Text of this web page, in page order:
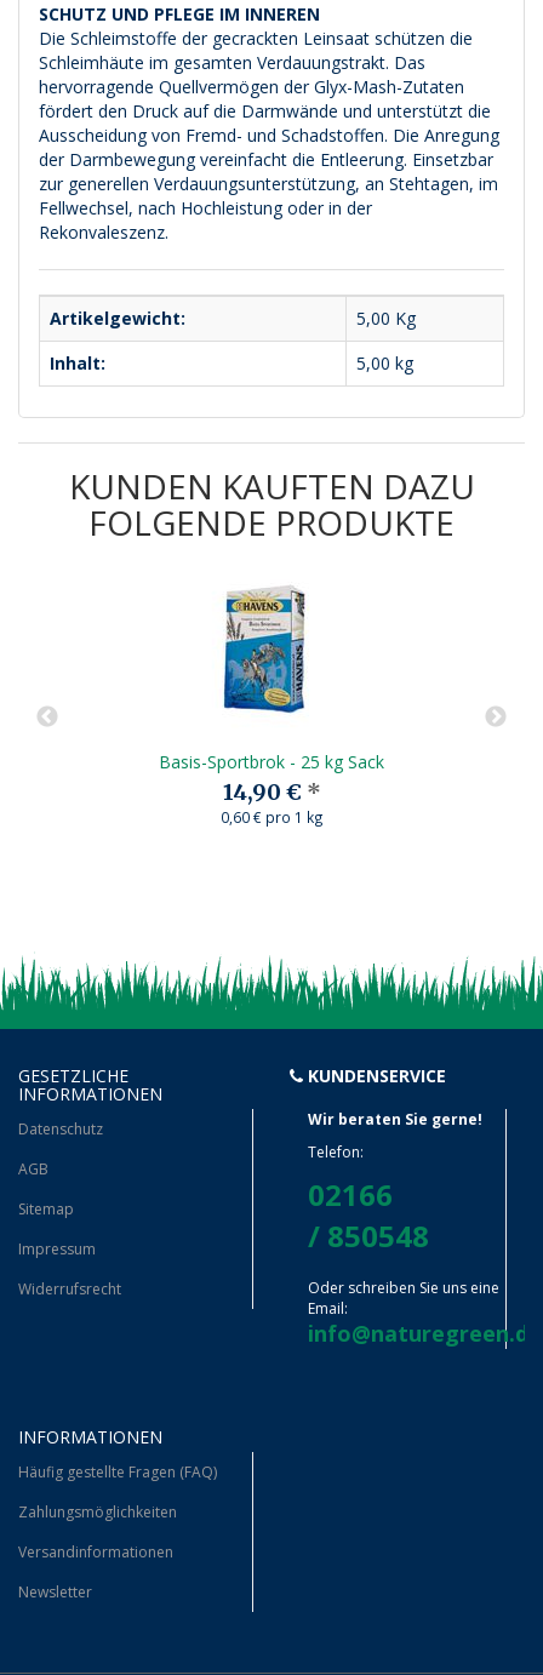
SCHUTZ UND PFLEGE IM INNEREN
Die Schleimstoffe der gecrackten Leinsaat schützen die
Schleimhäute im gesamten Verdauungstrakt. Das
hervorragende Quellvermögen der Glyx-Mash-Zutaten
fördert den Druck auf die Darmwände und unterstützt die
Ausscheidung von Fremd- und Schadstoffen. Die Anregung
der Darmbewegung vereinfacht die Entleerung. Einsetzbar
zur generellen Verdauungsunterstützung, an Stehtagen, im
Fellwechsel, nach Hochleistung oder in der
Rekonvaleszenz.
Artikelgewicht: 5,00 Kg
Inhalt:
5,00 kg
KUNDEN KAUFTEN DAZU
FOLGENDE PRODUKTE
Basis-Sportbrok - 25 kg Sack
14,90 € *
0,60 € pro 1 kg
GESETZLICHE
INFORMATIONEN
Datenschutz
AGB
Sitemap
Impressum
Widerrufsrecht
KUNDENSERVICE
Wir beraten Sie gerne!
Telefon:
02166
/ 850548
Oder schreiben Sie uns eine
Email:
info@naturegreen.de
INFORMATIONEN
Häufig gestellte Fragen (FAQ)
Zahlungsmöglichkeiten
Versandinformationen
Newsletter